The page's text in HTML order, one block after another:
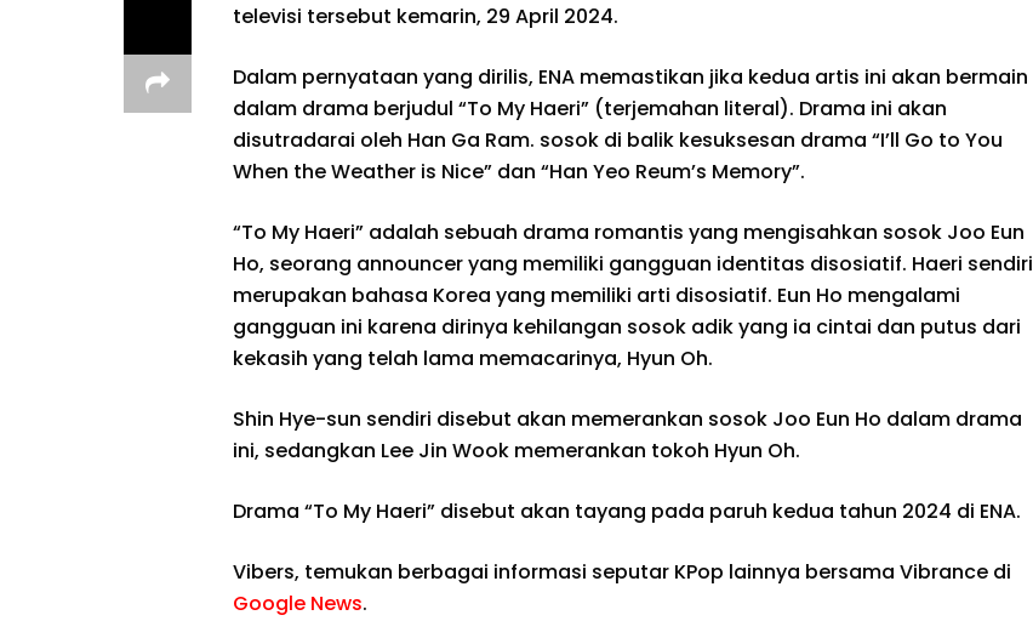
televisi tersebut kemarin, 29 April 2024.
Dalam pernyataan yang dirilis, ENA memastikan jika kedua artis ini akan bermain
dalam drama berjudul “To My Haeri” (terjemahan literal). Drama ini akan
disutradarai oleh Han Ga Ram. sosok di balik kesuksesan drama “I’ll Go to You
When the Weather is Nice” dan “Han Yeo Reum’s Memory”.
“To My Haeri” adalah sebuah drama romantis yang mengisahkan sosok Joo Eun
Ho, seorang announcer yang memiliki gangguan identitas disosiatif. Haeri sendiri
merupakan bahasa Korea yang memiliki arti disosiatif. Eun Ho mengalami
gangguan ini karena dirinya kehilangan sosok adik yang ia cintai dan putus dari
kekasih yang telah lama memacarinya, Hyun Oh.
Shin Hye-sun sendiri disebut akan memerankan sosok Joo Eun Ho dalam drama
ini, sedangkan Lee Jin Wook memerankan tokoh Hyun Oh.
Drama “To My Haeri” disebut akan tayang pada paruh kedua tahun 2024 di ENA.
Vibers, temukan berbagai informasi seputar KPop lainnya bersama Vibrance di
Google News.